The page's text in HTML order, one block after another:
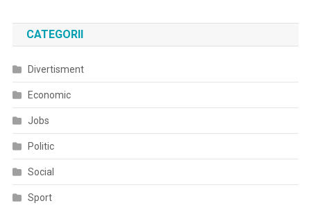
CATEGORII
Divertisment
Economic
Jobs
Politic
Social
Sport